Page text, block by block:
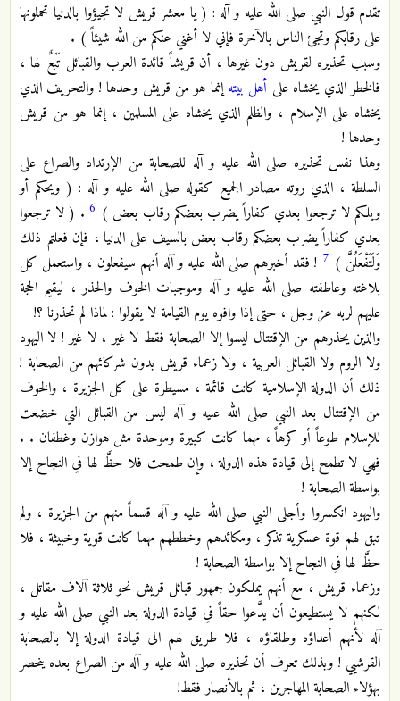
تقدم قول النبي صلى الله عليه و آله : ( يا معشر قريش لا تجيؤوا بالدنيا تحملونها
على رقابكم وتجئ الناس بالآخرة فإني لا أغني عنكم من الله شيئاً ) .
وسبب تحذيره لقريش دون غيرها ، أن قريشاً قائدة العرب والقبائل تَبَعٌ لها ،
فالخطر الذي يخشاه على أهل بيتهإنما هو من قريش وحدها ! والتحريف الذي
يخشاه على الإسلام ، والظلم الذي يخشاه على المسلمين ، إنما هو من قريش
وحدها !
وهذا نفس تحذيره صلى الله عليه و آله للصحابة من الإرتداد والصراع على
السلطة ، الذي روته مصادر الجميع كقوله صلى الله عليه و آله : ( ويحكم أو
ويلكم لا ترجعوا بعدي كفاراً يضرب بعضكم رقاب بعض ) 6 . ( لا ترجعوا
بعدي كفاراً يضرب بعضكم رقاب بعض بالسيف على الدنيا ، فإن فعلتم ذلك
وَلَتَفْعَلُنَّ ) 7 ! فقد أخبرهم صلى الله عليه و آله أنهم سيفعلون ، واستعمل كل
بلاغته وعاطفته صلى الله عليه و آله وموجبات الخوف والحذر ، ليقيم الحجة
عليهم لربه عز وجل ، حتى إذا وافوه يوم القيامة لا يقولوا : لماذا لم تحذرنا ؟!
والذين يحذرهم من الإقتتال ليسوا إلا الصحابة فقط لا غير ، لا غير ! لا اليهود
ولا الروم ولا القبائل العربية ، ولا زعماء قريش بدون شركائهم من الصحابة !
ذلك أن الدولة الإسلامية كانت قائمة ، مسيطرة على كل الجزيرة ، والخوف
من الإقتتال بعد النبي صلى الله عليه و آله ليس من القبائل التي خضعت
للإسلام طوعاً أو كرهاً ، مهما كانت كبيرة وموحدة مثل هوازن وغطفان . .
فهي لا تطمح إلى قيادة هذه الدولة ، وإن طمحت فلا حظَّ لها في النجاح إلا
بواسطة الصحابة !
واليهود انكسروا وأجلى النبي صلى الله عليه و آله قسماً منهم من الجزيرة ، ولم
تبق لهم قوة عسكرية تذكر ، ومكائدهم وخططهم مهما كانت قوية وخبيثة ، فلا
حظَّ لها في النجاح إلا بواسطة الصحابة !
وزعماء قريش ، مع أنهم يملكون جمهور قبائل قريش نحو ثلاثة آلاف مقاتل ،
لكنهم لا يستطيعون أن يدَّعوا حقاً في قيادة الدولة بعد النبي صلى الله عليه و
آله لأنهم أعداؤه وطلقاؤه ، فلا طريق لهم الى قيادة الدولة إلا بالصحابة
القرشيي ! وبذلك تعرف أن تحذيره صلى الله عليه و آله من الصراع بعده ينحصر
بهؤلاء الصحابة المهاجرين ، ثم بالأنصار فقط!